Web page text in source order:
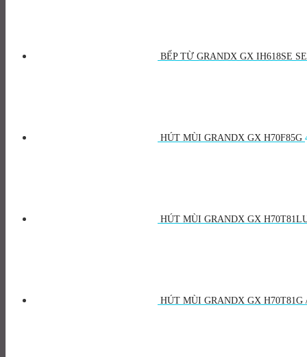
BẾP TỪ GRANDX GX IH618SE
HÚT MÙI GRANDX GX H70F85G
HÚT MÙI GRANDX GX
HÚT MÙI GRANDX GX H70T81G